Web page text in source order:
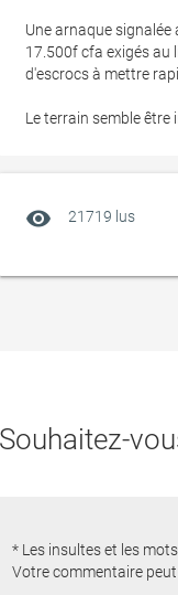
Une arnaque signalée
17.500f cfa exigés au
d'escrocs à mettre
Le terrain semble être
visibility 21719 lus
Souhaitez-
* Les insultes et les
Votre commentaire